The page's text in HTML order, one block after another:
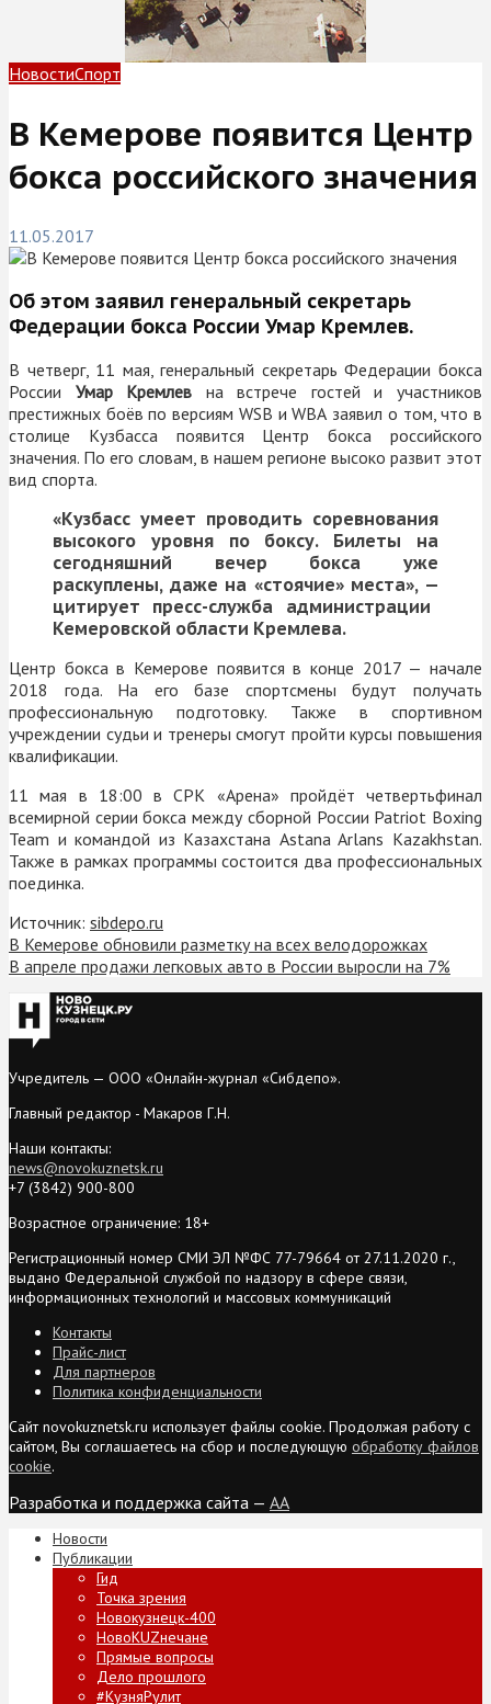
НовостиСпорт
В Кемерове появится Центр
бокса российского значения
11.05.2017
Об этом заявил генеральный секретарь
Федерации бокса России Умар Кремлев.
В четверг, 11 мая, генеральный секретарь Федерации бокса
России Умар Кремлев на встрече гостей и участников
престижных боёв по версиям WSB иWBA заявил о том, что в
столице Кузбасса появится Центр бокса российского
значения. По его словам, в нашем регионе высоко развит этот
вид спорта.
«Кузбасс умеет проводить соревнования
высокого уровня по боксу. Билеты на
сегодняшний вечер бокса уже
раскуплены, даже на «стоячие» места», —
цитирует пресс-служба администрации
Кемеровской области Кремлева.
Центр бокса в Кемерове появится в конце 2017 — начале
2018 года. На его базе спортсмены будут получать
профессиональную подготовку. Также в спортивном
учреждении судьи и тренеры смогут пройти курсы повышения
квалификации.
11 мая в 18:00 в СРК «Арена» пройдёт четвертьфинал
всемирной серии бокса между сборной России Patriot Boxing
Team и командой из Казахстана Astana Arlans Kazakhstan.
Также в рамках программы состоится два профессиональных
поединка.
Источник: sibdepo.ru
В Кемерове обновили разметку на всех велодорожках
В апреле продажи легковых авто в России выросли на 7%
Учредитель — ООО «Онлайн-журнал «Сибдепо».
Главный редактор - Макаров Г.Н.
Наши контакты:
news@novokuznetsk.ru
+7 (3842) 900-800
Возрастное ограничение: 18+
Регистрационный номер СМИ ЭЛ №ФС 77-79664 от 27.11.2020 г.,
выдано Федеральной службой по надзору в сфере связи,
информационных технологий и массовых коммуникаций
Контакты
Прайс-лист
Для партнеров
Политика конфиденциальности
Сайт novokuznetsk.ru использует файлы cookie. Продолжая работу с
сайтом, Вы соглашаетесь на сбор и последующую обработку файлов
cookie.
Разработка и поддержка сайта — AA
Новости
Публикации
Гид
Точка зрения
Новокузнецк-400
НовоKUZнечане
Прямые вопросы
Дело прошлого
#КузняРулит